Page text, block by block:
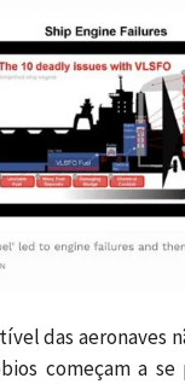
das aeronaves
começam a